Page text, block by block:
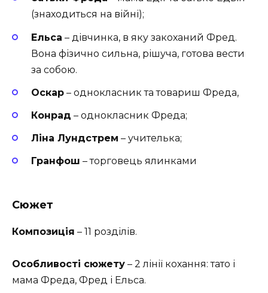
(знаходиться на війні);
Ельса – дівчинка, в яку закоханий Фред.
Вона фізично сильна, рішуча, готова вести
за собою.
Оскар – однокласник та товариш Фреда,
Конрад – однокласник Фреда;
Ліна Лундстрем – учителька;
Гранфош – торговець ялинками
Сюжет
Композиція – 11 розділів.
Особливості сюжету – 2 лінії кохання: тато і
мама Фреда, Фред і Ельса.